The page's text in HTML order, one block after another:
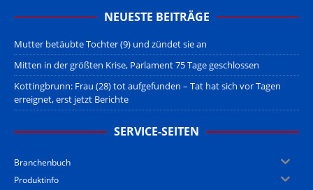
NEUESTE BEITRÄGE
Mutter betäubte Tochter (9) und zündet sie an
Mitten in der größten Krise, Parlament 75 Tage geschlossen
Kottingbrunn: Frau (28) tot aufgefunden – Tat hat sich vor Tagen
erreignet, erst jetzt Berichte
SERVICE-SEITEN
Branchenbuch
Produktinfo